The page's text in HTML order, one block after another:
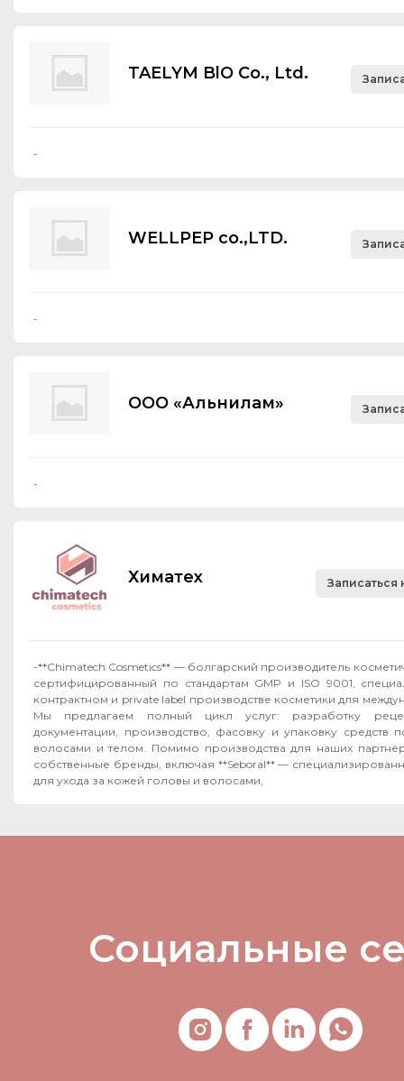
TAELYM BlO Со., Ltd.
-
WELLPEP co.,LTD.
-
ООО «Альнилам»
-
Химатех Записаться
-**Chimatech Cosmetics** — болгарский производитель
сертифицированный по стандартам GMP и ISO 9001,
контрактном и private label производстве косметики для
Мы предлагаем полный цикл услуг: разработку
документации, производство, фасовку и упаковку средств
волосами и телом. Помимо производства для наших партнёров, мы развиваем
собственные бренды, включая **Seboral** —
для ухода за кожей головы и волосами,
Социальные